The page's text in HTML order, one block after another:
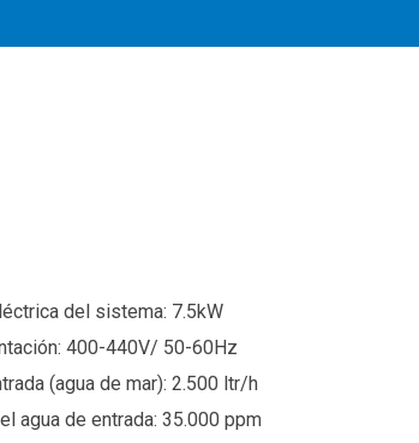
del sistema: 7.5kW
400-440V/ 50-60Hz
(agua de mar): 2.500 ltr/h
agua de entrada: 35.000 ppm